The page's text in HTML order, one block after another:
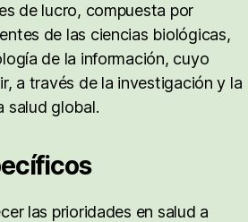
de lucro, compuesta por
de las ciencias biológicas,
de la información, cuyo
a través de la investigación y la
salud global.
las prioridades en salud a